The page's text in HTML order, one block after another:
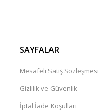
SAYFALAR
Mesafeli Satış Sözleşmesi
Gizlilik ve Güvenlik
İptal İade Koşullari